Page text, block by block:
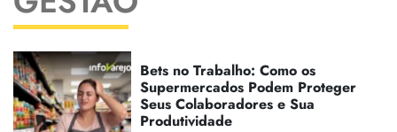
Bets no Trabalho: Como os
Supermercados Podem Proteger
Seus Colaboradores e Sua
Produtividade